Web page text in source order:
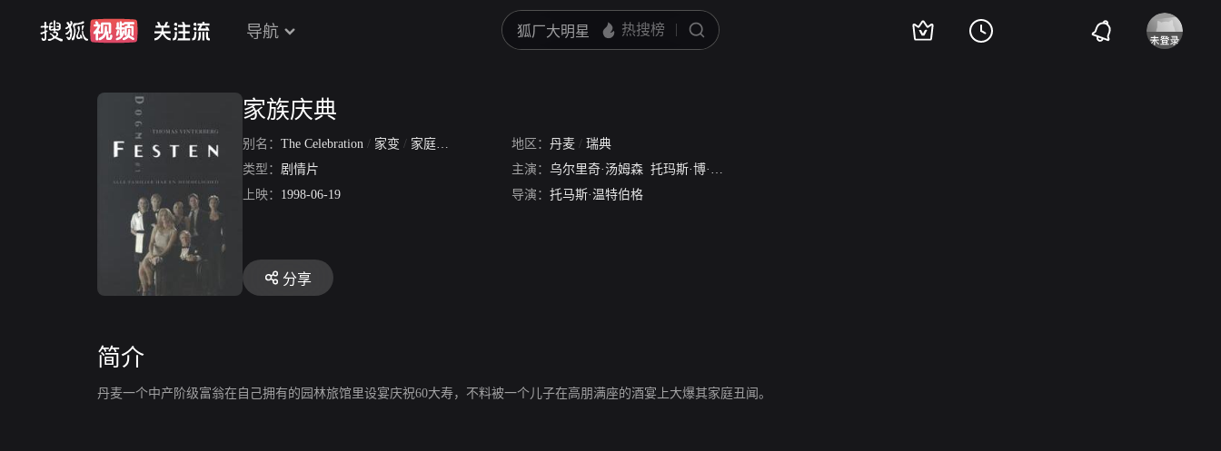
导航
家族庆典
别名： The Celebration / 家变 / 家庭聚会 地区： 丹麦 / 瑞典
类型： 剧情片 主演： 乌尔里奇·汤姆森 托玛斯·博·拉森
上映： 1998-06-19 导演： 托马斯·温特伯格
分享
简介
丹麦一个中产阶级富翁在自己拥有的园林旅馆里设宴庆祝60大寿，不料被一个儿子在高朋满座的酒宴上大爆其家庭丑闻。